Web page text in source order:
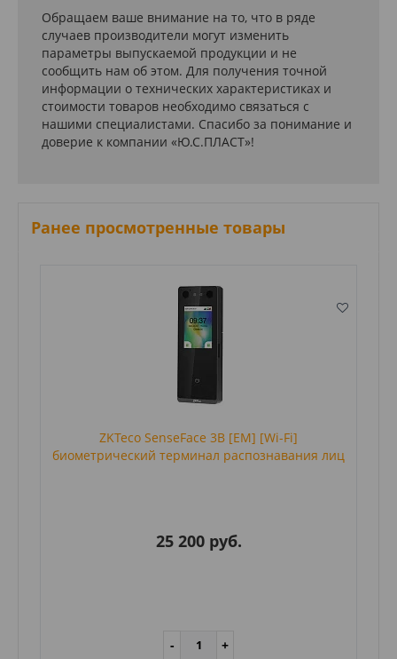
Обращаем ваше внимание на то, что в ряде
случаев производители могут изменить
параметры выпускаемой продукции и не
сообщить нам об этом. Для получения точной
информации о технических характеристиках и
стоимости товаров необходимо связаться с
нашими специалистами. Спасибо за понимание и
доверие к компании «Ю.С.ПЛАСТ»!
Ранее просмотренные товары
ZKTeco SenseFace 3B [EM] [Wi-Fi]
биометрический терминал распознавания лиц
25 200 руб.